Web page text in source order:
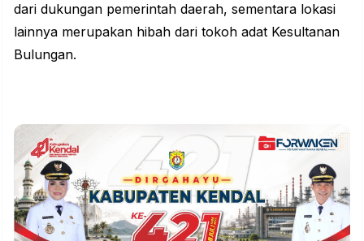
dari dukungan pemerintah daerah, sementara lokasi
lainnya merupakan hibah dari tokoh adat Kesultanan
Bulungan.